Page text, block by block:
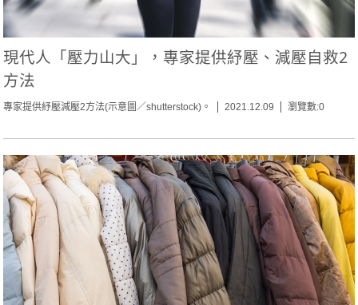
現代人「壓力山大」，專家提供紓壓、減壓自救2
方法
專家提供紓壓減壓2方法(示意圖／shutterstock)。 2021.12.09 瀏覽數:0